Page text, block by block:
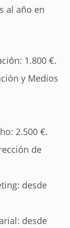
al año en
1.800 €.
y Medios
2.500 €.
de
desde
desde